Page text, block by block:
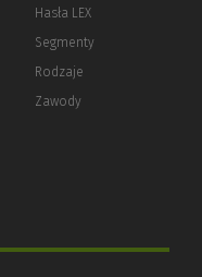
Hasła LEX
Segmenty
Rodzaje
Zawody